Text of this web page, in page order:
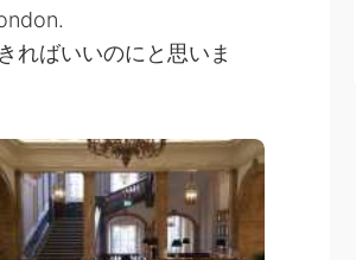
ればいいのにと思いま